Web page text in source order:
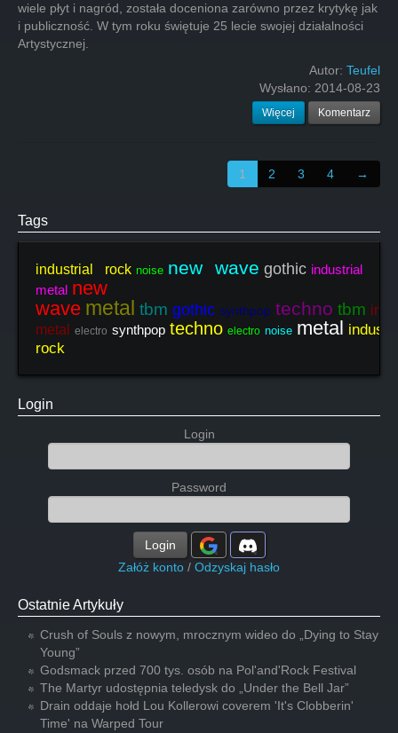
wiele płyt i nagród, została doceniona zarówno przez krytykę jak
i publiczność. W tym roku świętuje 25 lecie swojej działalności
Artystycznej.
Autor: Teufel
Wysłano: 2014-08-23
Więcej Komentarz
1 2 3 4 →
Tags
industrial rock noise new wave gothic industrial
metal new
wave metal tbm gothic synthpop techno tbm
metal
electro synthpop techno electro noise metal
rock
Login
Login
Password
Login
Załóż konto / Odzyskaj hasło
Ostatnie Artykuły
Crush of Souls z nowym, mrocznym wideo do „Dying to Stay
Young”
Godsmack przed 700 tys. osób na Pol'and'Rock Festival
The Martyr udostępnia teledysk do „Under the Bell Jar”
Drain oddaje hołd Lou Kollerowi coverem 'It's Clobberin'
Time' na Warped Tour